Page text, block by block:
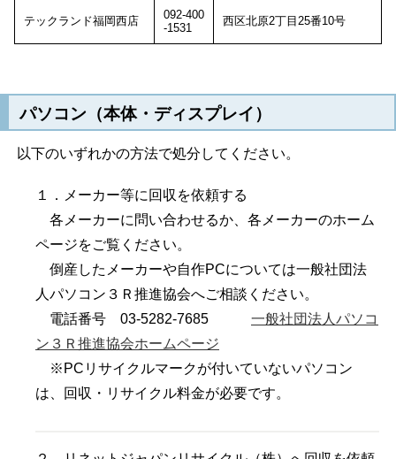
テックランド福岡西店
092-400
-1531
西区北原2丁目25番10号
パソコン（本体・ディスプレイ）
以下のいずれかの方法で処分してください。
１．メーカー等に回収を依頼する
各メーカーに問い合わせるか、各メーカーのホーム
ページをご覧ください。
倒産したメーカーや自作PCについては一般社団法
人パソコン３Ｒ推進協会へご相談ください。
電話番号 03-5282-7685 一般社団法人パソコ
ン３Ｒ推進協会ホームページ
※PCリサイクルマークが付いていないパソコン
は、回収・リサイクル料金が必要です。